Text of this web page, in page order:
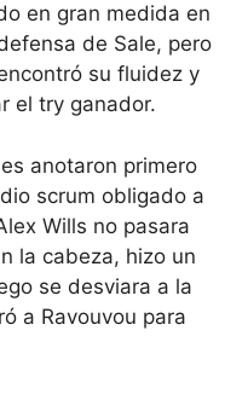
en gran medida en
de Sale, pero
su fluidez y
el try ganador.
anotaron primero
scrum obligado a
Wills no pasara
la cabeza, hizo un
se desviara a la
a Ravouvou para